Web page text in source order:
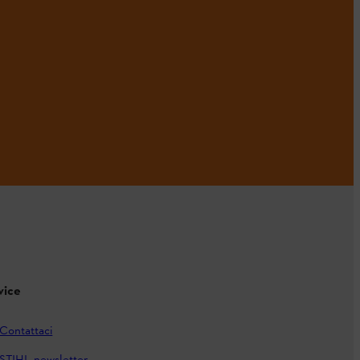
Contattaci